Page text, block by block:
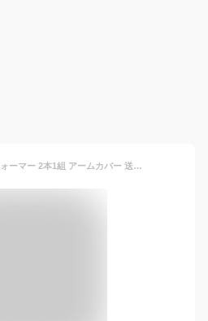
[楽天1位 4冠] アームウォーマー 2本1組 アームカバー 送料無料 フィンガーレス ロング 手袋 レディース メンズ スマホ 対応 手 腕 指なし 親指穴あり 紫外線ガード UVケア 日除け 日焼け防止 防寒 手袋 ハンド ウォーマー 手首 グローブ エアコン 冷房 対策［fa009］